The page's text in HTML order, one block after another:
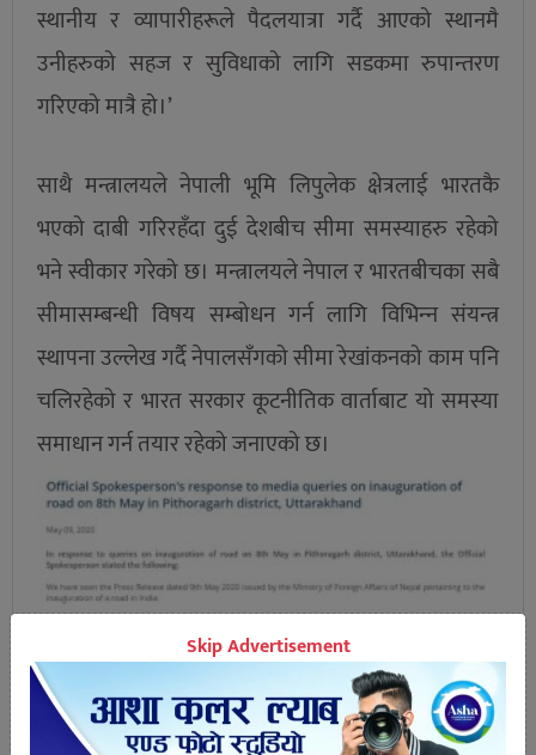
स्थानीय र व्यापारीहरूले पैदलयात्रा गर्दै आएको स्थानमै
उनीहरुको सहज र सुविधाको लागि सडकमा रुपान्तरण
गरिएको मात्रै हो।’
साथै मन्त्रालयले नेपाली भूमि लिपुलेक क्षेत्रलाई भारतकै
भएको दाबी गरिरहँदा दुई देशबीच सीमा समस्याहरु रहेको
भने स्वीकार गरेको छ। मन्त्रालयले नेपाल र भारतबीचका सबै
सीमासम्बन्धी विषय सम्बोधन गर्न लागि विभिन्‍न संयन्त्र
स्थापना उल्लेख गर्दै नेपालसँगको सीमा रेखांकनको काम पनि
चलिरहेको र भारत सरकार कूटनीतिक वार्ताबाट यो समस्या
समाधान गर्न तयार रहेको जनाएको छ।
Skip Advertisement